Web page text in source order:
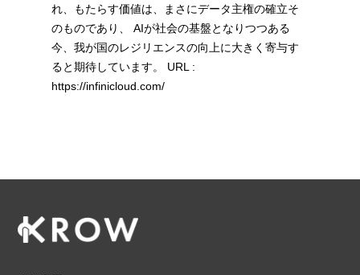
れ、もたらす価値は、まさにデータ主権の確立そ
のものであり、 AIが社会の基盤となりつつある
今、我が国のレジリエンスの向上に大きく寄与す
ると期待しています。 URL :
https://infinicloud.com/